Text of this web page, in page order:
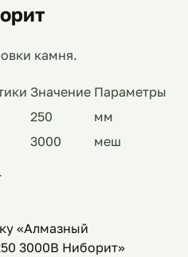
камня.
Значение Параметры
250
мм
3000 меш
«Алмазный
3000B Ниборит»